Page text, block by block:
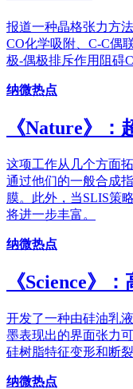
报道一种晶格张力方
CO化学吸附、C-C偶
极-偶极排斥作用阻碍
纳微热点
《Nature》：
这项工作从几个方面
通过他们的一般合成
膜。此外，当SLIS策
将进一步丰富。
纳微热点
《Science》
开发了一种由硅油乳
墨表现出的界面张力
硅树脂特征变形和断裂
纳微热点